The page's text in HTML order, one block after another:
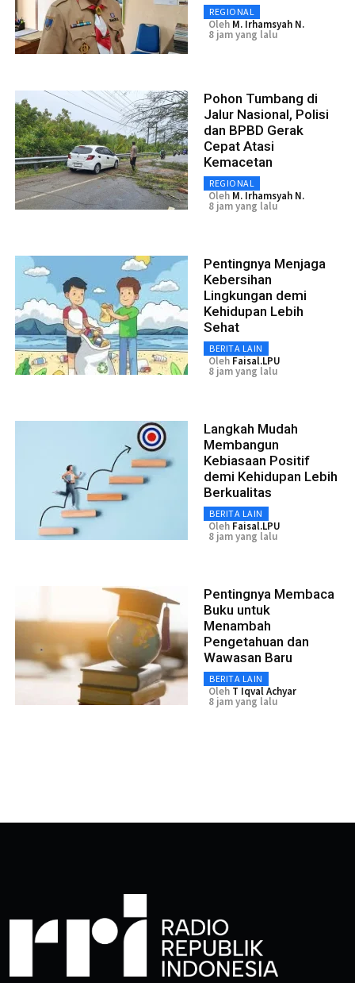
REGIONAL
Oleh M. Irhamsyah N.
8 jam yang lalu
Pohon Tumbang di
Jalur Nasional, Polisi
dan BPBD Gerak
Cepat Atasi
Kemacetan
REGIONAL
Oleh M. Irhamsyah N.
8 jam yang lalu
Pentingnya Menjaga
Kebersihan
Lingkungan demi
Kehidupan Lebih
Sehat
BERITA LAIN
Oleh Faisal.LPU
8 jam yang lalu
Langkah Mudah
Membangun
Kebiasaan Positif
demi Kehidupan Lebih
Berkualitas
BERITA LAIN
Oleh Faisal.LPU
8 jam yang lalu
Pentingnya Membaca
Buku untuk
Menambah
Pengetahuan dan
Wawasan Baru
BERITA LAIN
Oleh T Iqval Achyar
8 jam yang lalu